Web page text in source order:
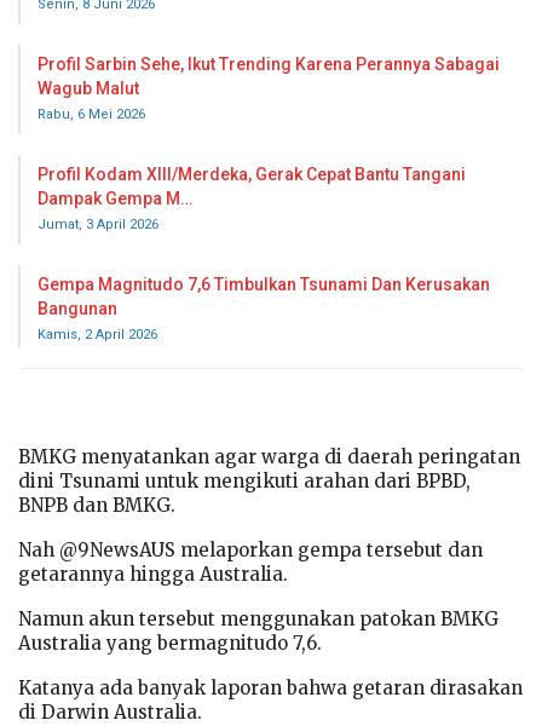
Senin, 8 Juni 2026
Profil Sarbin Sehe, Ikut Trending Karena Perannya Sabagai
Wagub Malut
Rabu, 6 Mei 2026
Profil Kodam XIII/Merdeka, Gerak Cepat Bantu Tangani
Dampak Gempa M…
Jumat, 3 April 2026
Gempa Magnitudo 7,6 Timbulkan Tsunami Dan Kerusakan
Bangunan
Kamis, 2 April 2026
BMKG menyatankan agar warga di daerah peringatan
dini Tsunami untuk mengikuti arahan dari BPBD,
BNPB dan BMKG.
Nah @9NewsAUS melaporkan gempa tersebut dan
getarannya hingga Australia.
Namun akun tersebut menggunakan patokan BMKG
Australia yang bermagnitudo 7,6.
Katanya ada banyak laporan bahwa getaran dirasakan
di Darwin Australia.